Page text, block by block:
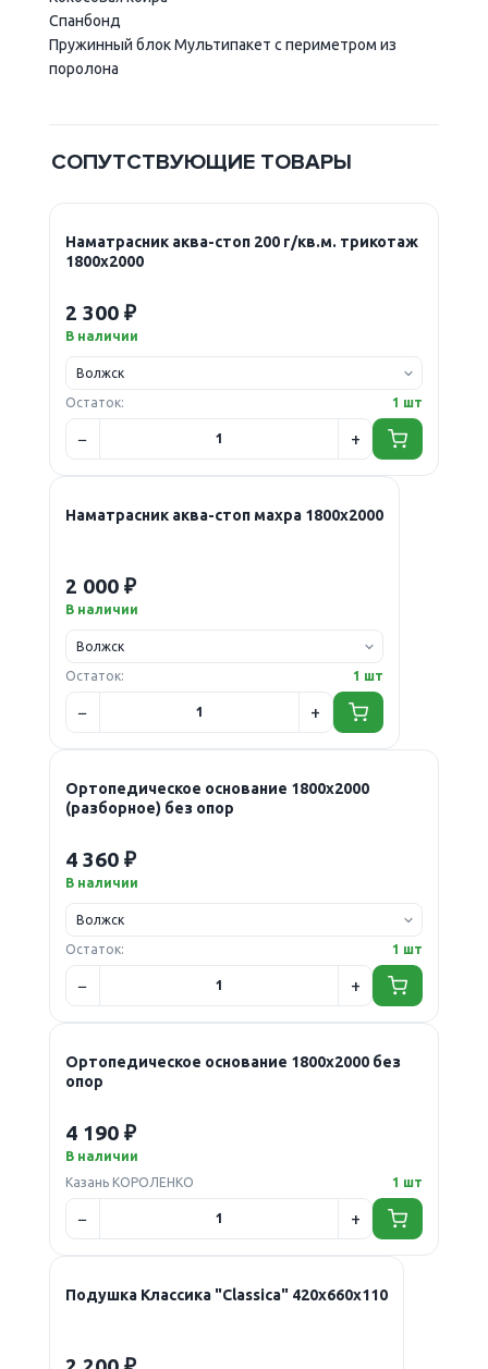
Спанбонд
Пружинный блок Мультипакет с периметром из
поролона
СОПУТСТВУЮЩИЕ ТОВАРЫ
Наматрасник аква-стоп 200 г/кв.м. трикотаж
1800х2000
2 300 ₽
В наличии
Остаток: 1 шт
Наматрасник аква-стоп махра 1800х2000
2 000 ₽
В наличии
Остаток: 1 шт
Ортопедическое основание 1800х2000
(разборное) без опор
4 360 ₽
В наличии
Остаток: 1 шт
Ортопедическое основание 1800х2000 без
опор
4 190 ₽
В наличии
Казань КОРОЛЕНКО
1 шт
Подушка Классика "Classica" 420х660х110